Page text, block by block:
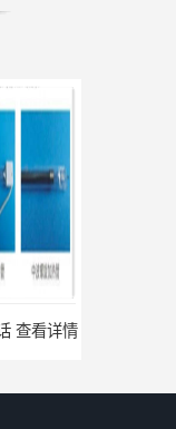
加热管厂家 按需定制